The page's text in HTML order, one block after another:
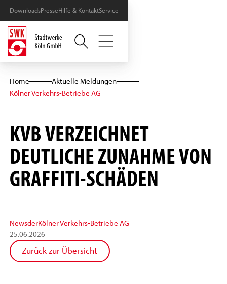
DownloadsPresseHilfe & KontaktService
Home
Aktuelle Meldungen
Kölner Verkehrs-Betriebe AG
KVB VERZEICHNET
DEUTLICHE ZUNAHME VON
GRAFFITI-SCHÄDEN
NewsderKölner Verkehrs-Betriebe AG
25.06.2026
Zurück zur Übersicht